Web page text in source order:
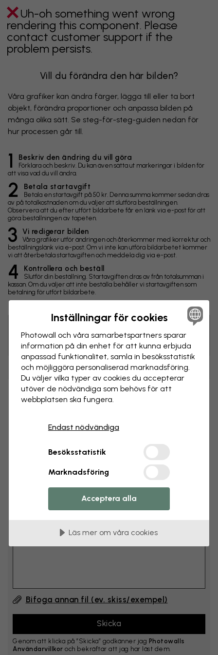
Uh-oh something went wrong
rendering this component. Please
contact customer support if the
problem persists.
Vill du förändra den här bilden?
Våra grafiker kan ändra färger, lägga till eller ta bort
objekt, förändra proportioner och anpassa bilden på
många olika sätt. Se steg-för-steg-guiden nedan för
hur processen går till.
1 Beskriv den ändring du vill göra
Förklara och beskriv. Du kan även sätta ut markeringar i bilden för
att visa vad du vill ändra.
2 Betala startavgift
Betala en startavgift på 50 kr. Denna summa kommer sedan dras
av på totalkostnaden om du väljer att slutföra beställningen.
Observera att du efter utfört bildarbete får en länk via e-post för att
göra beställningen av tapeten.
3 Vi redigerar bilden
Våra grafiker utför ändringen och återkommer med korrektur och
beställningslänk via e-post. Om vi inte kan utföra bildarbetet kommer
vi att återbetala startavgiften och meddela dig via e-post.
4 Kontrollera och beställ
Slutför din beställning. Startavgiften dras av från totalsumman i
kassan. Om du väljer att inte beställa behåller vi startavgiften som
betalning för utfört bildarbete.
Ändringar
Storlek
Lägg till kommentar
Kommentar #1
Bifoga annan fil (ev. skiss/exempel)
Genom att klicka på ”Skicka” godkänner jag Photowalls
Användarvillkor och bekräftar att jag har läst dem.
Tips! Du kan klicka på bilden för att göra en markering och
skriva en kommentar.
Inställningar för cookies
Photowall och våra samarbets­partners sparar
information på din enhet för att kunna erbjuda
anpassad funktionalitet, samla in besöks­statistik
och möjliggöra personaliserad marknads­föring.
Du väljer vilka typer av cookies du accepterar
utöver de nödvändiga som behövs för att
webbplatsen ska fungera.
Endast nödvändiga
Besöksstatistik
Marknadsföring
Acceptera alla
Läs mer om våra cookies